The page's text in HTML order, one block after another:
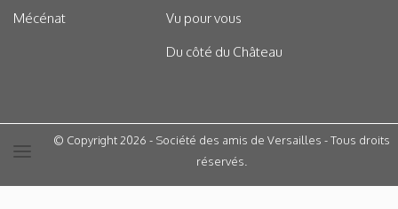
Mécénat
Vu pour vous
Du côté du Château
© Copyright 2026 - Société des amis de Versailles - Tous droits
réservés.